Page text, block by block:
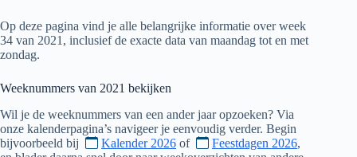
Op deze pagina vind je alle belangrijke informatie over week
34 van 2021, inclusief de exacte data van maandag tot en met
zondag.
Weeknummers van 2021 bekijken
Wil je de weeknummers van een ander jaar opzoeken? Via
onze kalenderpagina’s navigeer je eenvoudig verder. Begin
bijvoorbeeld bij
Kalender 2026 of Feestdagen 2026,